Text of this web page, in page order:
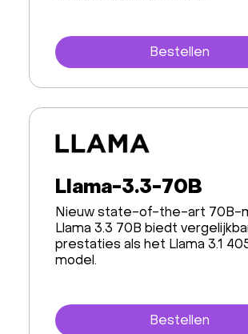
Bestellen
Llama-3.3-70B
Nieuw state-of-the-art 70B-
Llama 3.3 70B biedt
prestaties als het Llama 3.1
model.
Bestellen